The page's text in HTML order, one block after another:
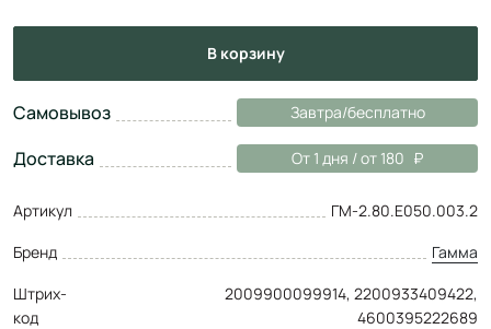
в корзину
Самовывоз Завтра/бесплатно
Доставка От 1 дня / от 180
Артикул
ГМ-2.80.Е050.003.2
Бренд
Гамма
Штрих-
код
2009900099914, 2200933409422,
4600395222689